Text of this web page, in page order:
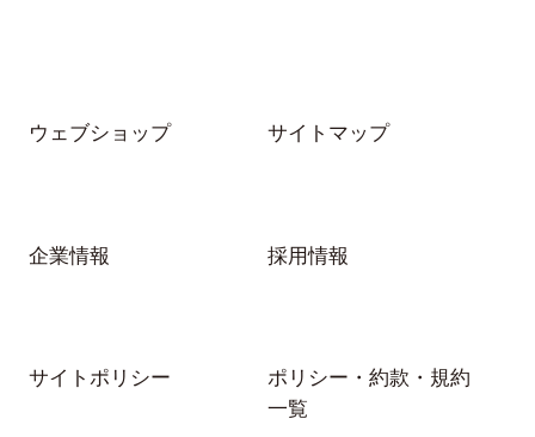
ウェブショップ サイトマップ
企業情報 採用情報
サイトポリシー
ポリシー・約款・規約
一覧